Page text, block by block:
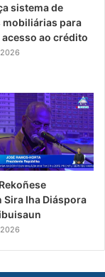
sistema de
mobiliárias para
ao crédito
Sira Iha Diáspora